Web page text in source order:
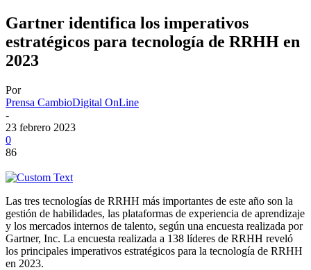
Gartner identifica los imperativos
estratégicos para tecnología de RRHH en
2023
Por
Prensa CambioDigital OnLine
-
23 febrero 2023
0
86
Las tres tecnologías de RRHH más importantes de este año son la
gestión de habilidades, las plataformas de experiencia de aprendizaje
y los mercados internos de talento, según una encuesta realizada por
Gartner, Inc. La encuesta realizada a 138 líderes de RRHH reveló
los principales imperativos estratégicos para la tecnología de RRHH
en 2023.